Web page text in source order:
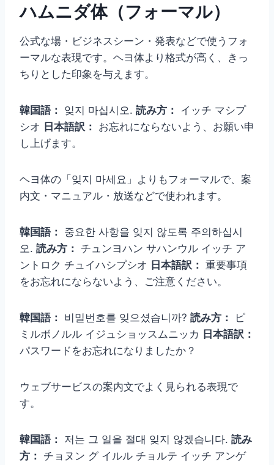
ハムニダ体（フォーマル）
公式な場・ビジネスシーン・発表などで使うフォ
ーマルな表現です。ヘヨ体より格式が高く、きっ
ちりとした印象を与えます。
韓国語： 잊지 마십시오. 読み方： イッチ マシプ
シオ 日本語訳： お忘れにならないよう、お願い申
し上げます。
ヘヨ体の「잊지 마세요」よりもフォーマルで、案
内文・マニュアル・放送などで使われます。
韓国語： 중요한 사항을 잊지 않도록 주의하십시
오. 読み方： チュンヨハン サハンウル イッチ ア
ントロク チュイハシプシオ 日本語訳： 重要事項
をお忘れにならないよう、ご注意ください。
韓国語： 비밀번호를 잊으셨습니까? 読み方：
ピ
ミルボノルル イジュショッスムニッカ 日本語訳：
パスワードをお忘れになりましたか？
ウェブサービスの案内文でよく見られる表現で
す。
韓国語： 저는 그 일을 절대 잊지 않겠습니다. 読み
方： チョヌン グ イルル チョルテ イッチ アンゲ